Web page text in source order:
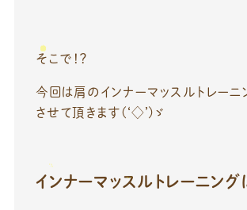
そこで！？
今回は肩のインナーマッスルトレーニ
させて頂きます(‘◇’)ゞ
インナーマッスルトレーニン